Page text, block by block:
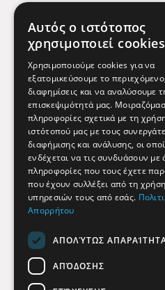
Χρήσιμα
Εφημερεύοντα
Όροι
Πολιτική
Social
Αυτός ο ιστότοπος
χρησιμοποιεί cookies
Χρησιμοποιούμε cookies για να
εξατομικεύσουμε το
διαφημίσεις και να αναλύσουμε
επισκεψιμότητά μας.
πληροφορίες σχετικά με τη
ιστότοπού μας με τους
διαφήμισης και ανάλυσης, οι
ενδέχεται να τις συνδυάσουν με
πληροφορίες που τους έχετε
που έχουν συλλέξει από τη
υπηρεσιών τους από εσάς.
Απορρήτου
ΑΠΟΛΎΤΩΣ
ΑΠΌΔΟΣΗΣ